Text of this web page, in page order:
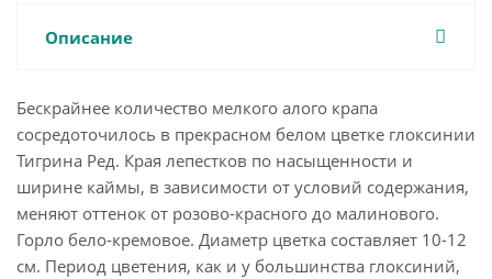
Описание
Бескрайнее количество мелкого алого крапа
сосредоточилось в прекрасном белом цветке глоксинии
Тигрина Ред. Края лепестков по насыщенности и
ширине каймы, в зависимости от условий содержания,
меняют оттенок от розово-красного до малинового.
Горло бело-кремовое. Диаметр цветка составляет 10-12
см. Период цветения, как и у большинства глоксиний,